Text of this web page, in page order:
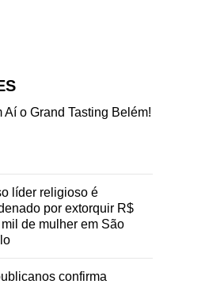
Aí o Grand Tasting Belém!
líder religioso é
por extorquir R$
de mulher em São
confirma